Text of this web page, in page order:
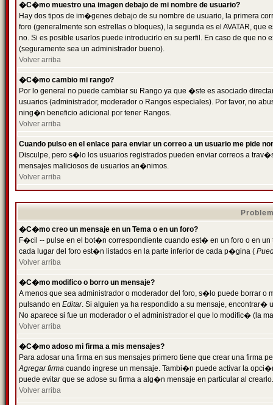
�C�mo muestro una imagen debajo de mi nombre de usuario?
Hay dos tipos de im�genes debajo de su nombre de usuario, la primera
foro (generalmente son estrellas o bloques), la segunda es el AVATAR,
no. Si es posible usarlos puede introducirlo en su perfil. En caso de que
(seguramente sea un administrador bueno).
Volver arriba
�C�mo cambio mi rango?
Por lo general no puede cambiar su Rango ya que �ste es asociado
usuarios (administrador, moderador o Rangos especiales). Por favor, no
ning�n beneficio adicional por tener Rangos.
Volver arriba
Cuando pulso en el enlace para enviar un correo a un usuario me pide
Disculpe, pero s�lo los usuarios registrados pueden enviar correos a
mensajes maliciosos de usuarios an�nimos.
Volver arriba
�C�mo creo un mensaje en un Tema o en un foro?
F�cil -- pulse en el bot�n correspondiente cuando est� en un foro o en
cada lugar del foro est�n listados en la parte inferior de cada p�gina (
Volver arriba
�C�mo modifico o borro un mensaje?
A menos que sea administrador o moderador del foro, s�lo puede borrar o
pulsando en Editar. Si alguien ya ha respondido a su mensaje, encontrar�
No aparece si fue un moderador o el administrador el que lo modific� (la
Volver arriba
�C�mo adoso mi firma a mis mensajes?
Para adosar una firma en sus mensajes primero tiene que crear una firma
Agregar firma cuando ingrese un mensaje. Tambi�n puede activar la
puede evitar que se adose su firma a alg�n mensaje en particular al crearlo.
Volver arriba